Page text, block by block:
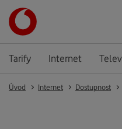
Tarify Internet
Úvod Internet Dostupnost